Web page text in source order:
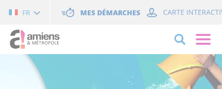
FR MES DÉMARCHES CARTE